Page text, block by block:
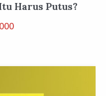
Harus Putus?